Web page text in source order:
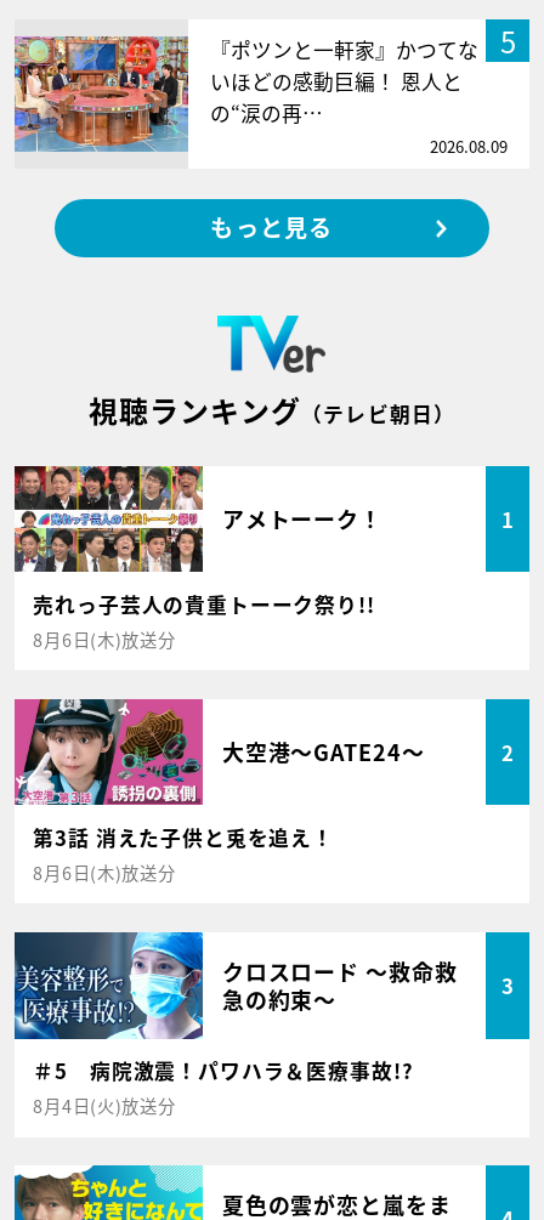
5
『ポツンと一軒家』かつてな
いほどの感動巨編！ 恩人と
の“涙の再…
2026.08.09
もっと見る
視聴ランキング （テレビ朝日）
アメトーーク！ 1
売れっ子芸人の貴重トーーク祭り!!
8月6日(木)放送分
大空港～GATE24～ 2
第3話 消えた子供と兎を追え！
8月6日(木)放送分
クロスロード ～救命救
急の約束～
3
＃5 病院激震！パワハラ＆医療事故!?
8月4日(火)放送分
夏色の雲が恋と嵐をま